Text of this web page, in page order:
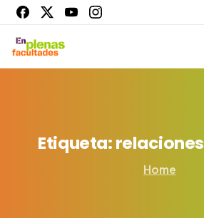
Etiqueta:relaciones
Home